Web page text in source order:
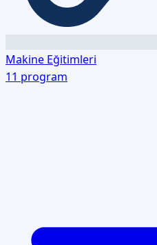
Makine Eğitimleri
11 program